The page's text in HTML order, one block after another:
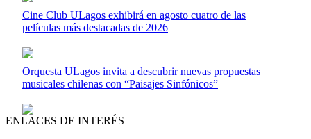
Cine Club ULagos exhibirá en agosto cuatro de las
películas más destacadas de 2026
Orquesta ULagos invita a descubrir nuevas propuestas
musicales chilenas con “Paisajes Sinfónicos”
ENLACES DE INTERÉS